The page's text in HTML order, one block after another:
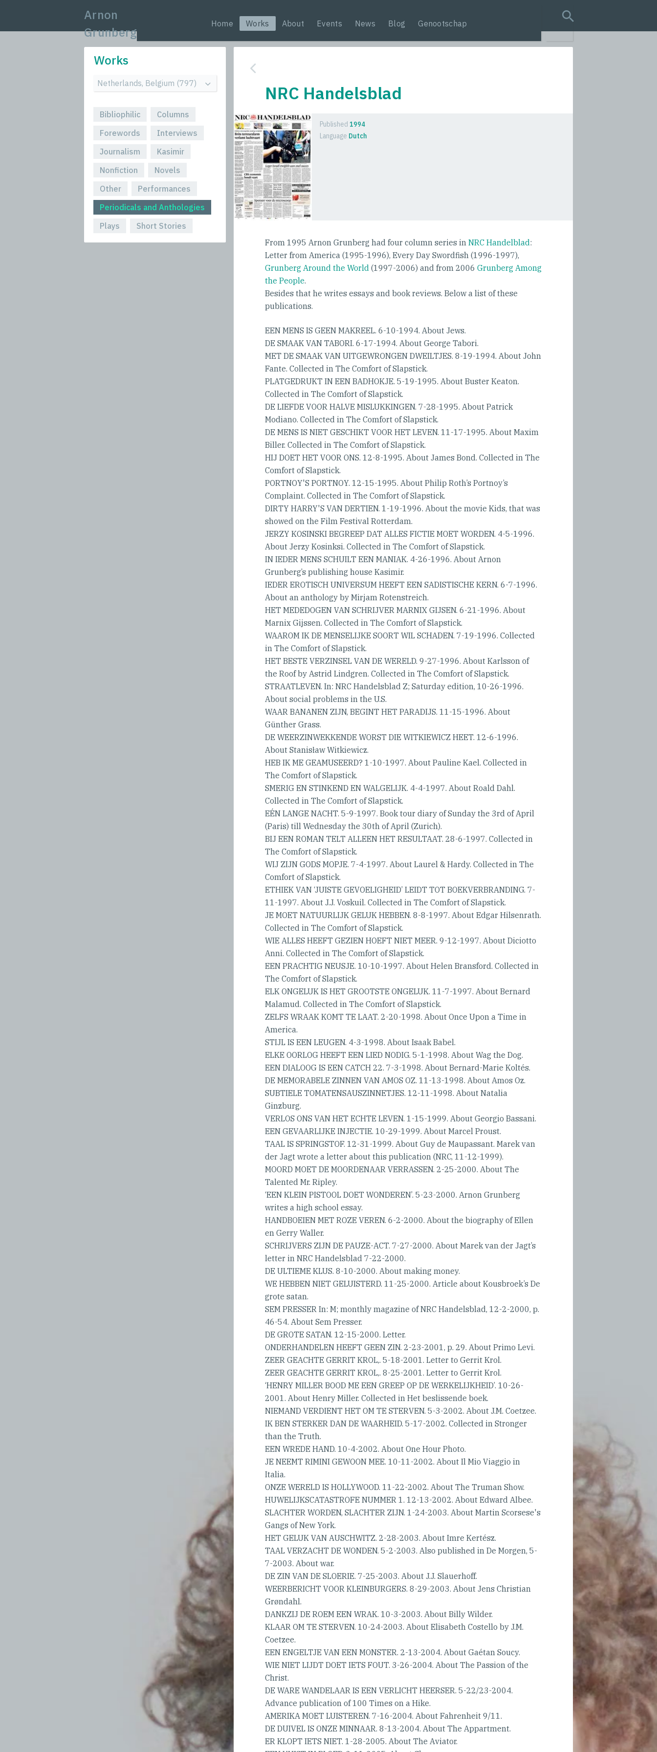
Arnon
Grunberg
Home Works About Events News Blog Genootschap
search query
Works
Bibliophilic
Columns
Forewords
Interviews
Journalism
Kasimir
Nonfiction
Novels
Other
Performances
Periodicals and Anthologies
Plays
Short Stories
NRC Handelsblad
Published 1994
Language Dutch
From 1995 Arnon Grunberg had four column series in NRC Handelblad:
Letter from America (1995-1996), Every Day Swordfish (1996-1997),
Grunberg Around the World (1997-2006) and from 2006 Grunberg Among
the People.
Besides that he writes essays and book reviews. Below a list of these
publications.
EEN MENS IS GEEN MAKREEL. 6-10-1994. About Jews.
DE SMAAK VAN TABORI. 6-17-1994. About George Tabori.
MET DE SMAAK VAN UITGEWRONGEN DWEILTJES. 8-19-1994. About John
Fante. Collected in The Comfort of Slapstick.
PLATGEDRUKT IN EEN BADHOKJE. 5-19-1995. About Buster Keaton.
Collected in The Comfort of Slapstick.
DE LIEFDE VOOR HALVE MISLUKKINGEN. 7-28-1995. About Patrick
Modiano. Collected in The Comfort of Slapstick.
DE MENS IS NIET GESCHIKT VOOR HET LEVEN. 11-17-1995. About Maxim
Biller. Collected in The Comfort of Slapstick.
HIJ DOET HET VOOR ONS. 12-8-1995. About James Bond. Collected in The
Comfort of Slapstick.
PORTNOY'S PORTNOY. 12-15-1995. About Philip Roth’s Portnoy’s
Complaint. Collected in The Comfort of Slapstick.
DIRTY HARRY'S VAN DERTIEN. 1-19-1996. About the movie Kids, that was
showed on the Film Festival Rotterdam.
JERZY KOSINSKI BEGREEP DAT ALLES FICTIE MOET WORDEN. 4-5-1996.
About Jerzy Kosinksi. Collected in The Comfort of Slapstick.
IN IEDER MENS SCHUILT EEN MANIAK. 4-26-1996. About Arnon
Grunberg’s publishing house Kasimir.
IEDER EROTISCH UNIVERSUM HEEFT EEN SADISTISCHE KERN. 6-7-1996.
About an anthology by Mirjam Rotenstreich.
HET MEDEDOGEN VAN SCHRIJVER MARNIX GIJSEN. 6-21-1996. About
Marnix Gijssen. Collected in The Comfort of Slapstick.
WAAROM IK DE MENSELIJKE SOORT WIL SCHADEN. 7-19-1996. Collected
in The Comfort of Slapstick.
HET BESTE VERZINSEL VAN DE WERELD. 9-27-1996. About Karlsson of
the Roof by Astrid Lindgren. Collected in The Comfort of Slapstick.
STRAATLEVEN. In: NRC Handelsblad Z; Saturday edition, 10-26-1996.
About social problems in the U.S.
WAAR BANANEN ZIJN, BEGINT HET PARADIJS. 11-15-1996. About
Günther Grass.
DE WEERZINWEKKENDE WORST DIE WITKIEWICZ HEET. 12-6-1996.
About Stanisław Witkiewicz.
HEB IK ME GEAMUSEERD? 1-10-1997. About Pauline Kael. Collected in
The Comfort of Slapstick.
SMERIG EN STINKEND EN WALGELIJK. 4-4-1997. About Roald Dahl.
Collected in The Comfort of Slapstick.
EÉN LANGE NACHT. 5-9-1997. Book tour diary of Sunday the 3rd of April
(Paris) till Wednesday the 30th of April (Zurich).
BIJ EEN ROMAN TELT ALLEEN HET RESULTAAT. 28-6-1997. Collected in
The Comfort of Slapstick.
WIJ ZIJN GODS MOPJE. 7-4-1997. About Laurel & Hardy. Collected in The
Comfort of Slapstick.
ETHIEK VAN ‘JUISTE GEVOELIGHEID’ LEIDT TOT BOEKVERBRANDING. 7-
11-1997. About J.J. Voskuil. Collected in The Comfort of Slapstick.
JE MOET NATUURLIJK GELUK HEBBEN. 8-8-1997. About Edgar Hilsenrath.
Collected in The Comfort of Slapstick.
WIE ALLES HEEFT GEZIEN HOEFT NIET MEER. 9-12-1997. About Diciotto
Anni. Collected in The Comfort of Slapstick.
EEN PRACHTIG NEUSJE. 10-10-1997. About Helen Bransford. Collected in
The Comfort of Slapstick.
ELK ONGELUK IS HET GROOTSTE ONGELUK. 11-7-1997. About Bernard
Malamud. Collected in The Comfort of Slapstick.
ZELFS WRAAK KOMT TE LAAT. 2-20-1998. About Once Upon a Time in
America.
STIJL IS EEN LEUGEN. 4-3-1998. About Isaak Babel.
ELKE OORLOG HEEFT EEN LIED NODIG. 5-1-1998. About Wag the Dog.
EEN DIALOOG IS EEN CATCH 22. 7-3-1998. About Bernard-Marie Koltés.
DE MEMORABELE ZINNEN VAN AMOS OZ. 11-13-1998. About Amos Oz.
SUBTIELE TOMATENSAUSZINNETJES. 12-11-1998. About Natalia
Ginzburg.
VERLOS ONS VAN HET ECHTE LEVEN. 1-15-1999. About Georgio Bassani.
EEN GEVAARLIJKE INJECTIE. 10-29-1999. About Marcel Proust.
TAAL IS SPRINGSTOF. 12-31-1999. About Guy de Maupassant. Marek van
der Jagt wrote a letter about this publication (NRC, 11-12-1999).
MOORD MOET DE MOORDENAAR VERRASSEN. 2-25-2000. About The
Talented Mr. Ripley.
‘EEN KLEIN PISTOOL DOET WONDEREN’. 5-23-2000. Arnon Grunberg
writes a high school essay.
HANDBOEIEN MET ROZE VEREN. 6-2-2000. About the biography of Ellen
en Gerry Waller.
SCHRIJVERS ZIJN DE PAUZE-ACT. 7-27-2000. About Marek van der Jagt’s
letter in NRC Handelsblad 7-22-2000.
DE ULTIEME KLUS. 8-10-2000. About making money.
WE HEBBEN NIET GELUISTERD. 11-25-2000. Article about Kousbroek’s De
grote satan.
SEM PRESSER In: M; monthly magazine of NRC Handelsblad, 12-2-2000, p.
46-54. About Sem Presser.
DE GROTE SATAN. 12-15-2000. Letter.
ONDERHANDELEN HEEFT GEEN ZIN. 2-23-2001, p. 29. About Primo Levi.
ZEER GEACHTE GERRIT KROL,. 5-18-2001. Letter to Gerrit Krol.
ZEER GEACHTE GERRIT KROL,. 8-25-2001. Letter to Gerrit Krol.
‘HENRY MILLER BOOD ME EEN GREEP OP DE WERKELIJKHEID’. 10-26-
2001. About Henry Miller. Collected in Het beslissende boek.
NIEMAND VERDIENT HET OM TE STERVEN. 5-3-2002. About J.M. Coetzee.
IK BEN STERKER DAN DE WAARHEID. 5-17-2002. Collected in Stronger
than the Truth.
EEN WREDE HAND. 10-4-2002. About One Hour Photo.
JE NEEMT RIMINI GEWOON MEE. 10-11-2002. About Il Mio Viaggio in
Italia.
ONZE WERELD IS HOLLYWOOD. 11-22-2002. About The Truman Show.
HUWELIJKSCATASTROFE NUMMER 1. 12-13-2002. About Edward Albee.
SLACHTER WORDEN, SLACHTER ZIJN. 1-24-2003. About Martin Scorsese's
Gangs of New York.
HET GELUK VAN AUSCHWITZ. 2-28-2003. About Imre Kertész.
TAAL VERZACHT DE WONDEN. 5-2-2003. Also published in De Morgen, 5-
7-2003. About war.
DE ZIN VAN DE SLOERIE. 7-25-2003. About J.J. Slauerhoff.
WEERBERICHT VOOR KLEINBURGERS. 8-29-2003. About Jens Christian
Grøndahl.
DANKZIJ DE ROEM EEN WRAK. 10-3-2003. About Billy Wilder.
KLAAR OM TE STERVEN. 10-24-2003. About Elisabeth Costello by J.M.
Coetzee.
EEN ENGELTJE VAN EEN MONSTER. 2-13-2004. About Gaétan Soucy.
WIE NIET LIJDT DOET IETS FOUT. 3-26-2004. About The Passion of the
Christ.
DE WARE WANDELAAR IS EEN VERLICHT HEERSER. 5-22/23-2004.
Advance publication of 100 Times on a Hike.
AMERIKA MOET LUISTEREN. 7-16-2004. About Fahrenheit 9/11.
DE DUIVEL IS ONZE MINNAAR. 8-13-2004. About The Appartment.
ER KLOPT IETS NIET. 1-28-2005. About The Aviator.